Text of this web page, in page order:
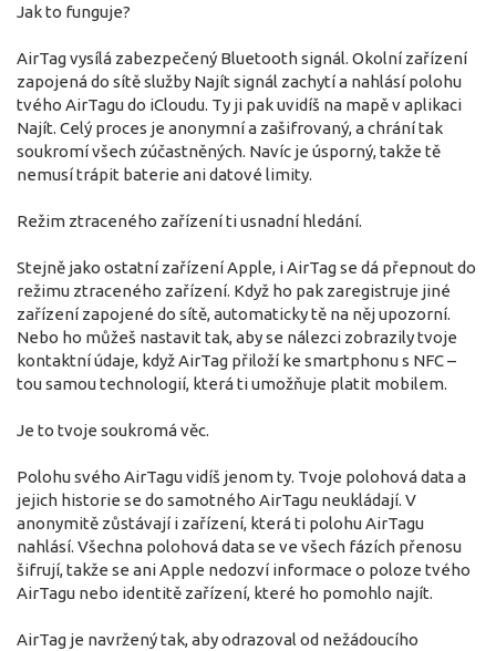
Jak to funguje?
AirTag vysílá zabezpečený Bluetooth signál. Okolní zařízení
zapojená do sítě služby Najít signál zachytí a nahlásí polohu
tvého AirTagu do iCloudu. Ty ji pak uvidíš na mapě v aplikaci
Najít. Celý proces je anonymní a zašifrovaný, a chrání tak
soukromí všech zúčastněných. Navíc je úsporný, takže tě
nemusí trápit baterie ani datové limity.
Režim ztraceného zařízení ti usnadní hledání.
Stejně jako ostatní zařízení Apple, i AirTag se dá přepnout do
režimu ztraceného zařízení. Když ho pak zaregistruje jiné
zařízení zapojené do sítě, automaticky tě na něj upozorní.
Nebo ho můžeš nastavit tak, aby se nálezci zobrazily tvoje
kontaktní údaje, když AirTag přiloží ke smartphonu s NFC –
tou samou technologií, která ti umožňuje platit mobilem.
Je to tvoje soukromá věc.
Polohu svého AirTagu vidíš jenom ty. Tvoje polohová data a
jejich historie se do samotného AirTagu neukládají. V
anonymitě zůstávají i zařízení, která ti polohu AirTagu
nahlásí. Všechna polohová data se ve všech fázích přenosu
šifrují, takže se ani Apple nedozví informace o poloze tvého
AirTagu nebo identitě zařízení, které ho pomohlo najít.
AirTag je navržený tak, aby odrazoval od nežádoucího